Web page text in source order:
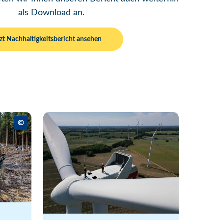
als Download an.
Nachhaltigkeitsbericht ansehen
©